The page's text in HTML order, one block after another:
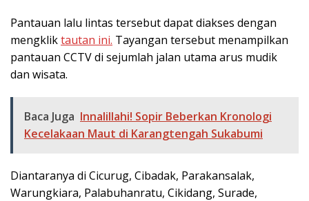
Pantauan lalu lintas tersebut dapat diakses dengan
mengkliktautan ini. Tayangan tersebut menampilkan
pantauan CCTV di sejumlah jalan utama arus mudik
dan wisata.
Baca Juga Innalillahi! Sopir Beberkan Kronologi
Kecelakaan Maut di Karangtengah Sukabumi
Diantaranya di Cicurug, Cibadak, Parakansalak,
Warungkiara, Palabuhanratu, Cikidang, Surade,